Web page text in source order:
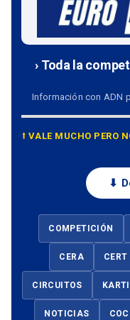
› Toda la
Información con ADN
⭡ VALE MUCHO PERO
⬇
COMPETICIÓN
CERA CERT
CIRCUITOS
NOTICIAS